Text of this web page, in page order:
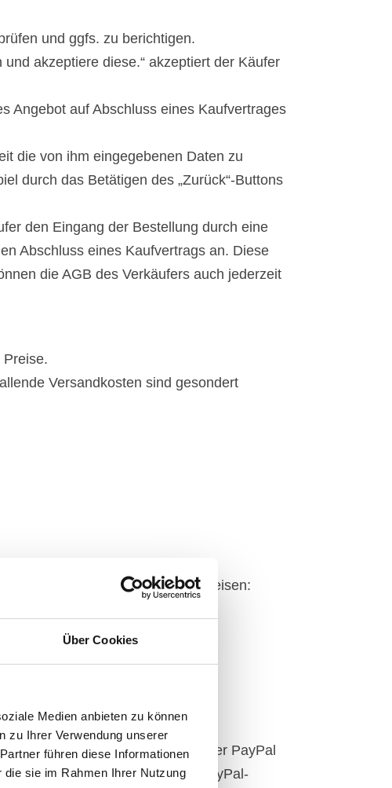
Über Cookies
Medien anbieten zu können
zu Ihrer Verwendung unserer
führen diese Informationen
sie im Rahmen Ihrer Nutzung
und ggfs. zu berichtigen.
akzeptiere diese.“ akzeptiert der Käufer
Angebot auf Abschluss eines Kaufvertrages
die von ihm eingegebenen Daten zu
durch das Betätigen des „Zurück“-Buttons
den Eingang der Bestellung durch eine
Abschluss eines Kaufvertrags an. Diese
die AGB des Verkäufers auch jederzeit
Versandkosten sind gesondert
auf folgendes Konto zu überweisen:
über den Zahlungsdienstleister PayPal
„PayPal“), unter Geltung der PayPal-